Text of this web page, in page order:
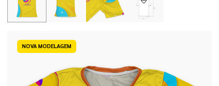
NOVA MODELAGEM